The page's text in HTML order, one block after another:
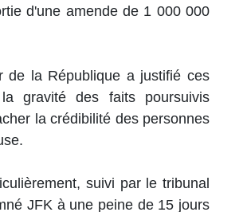
d'une amende de 1 000 000
de la République a justifié ces
gravité des faits poursuivis
la crédibilité des personnes
suivi par le tribunal
JFK à une peine de 15 jours